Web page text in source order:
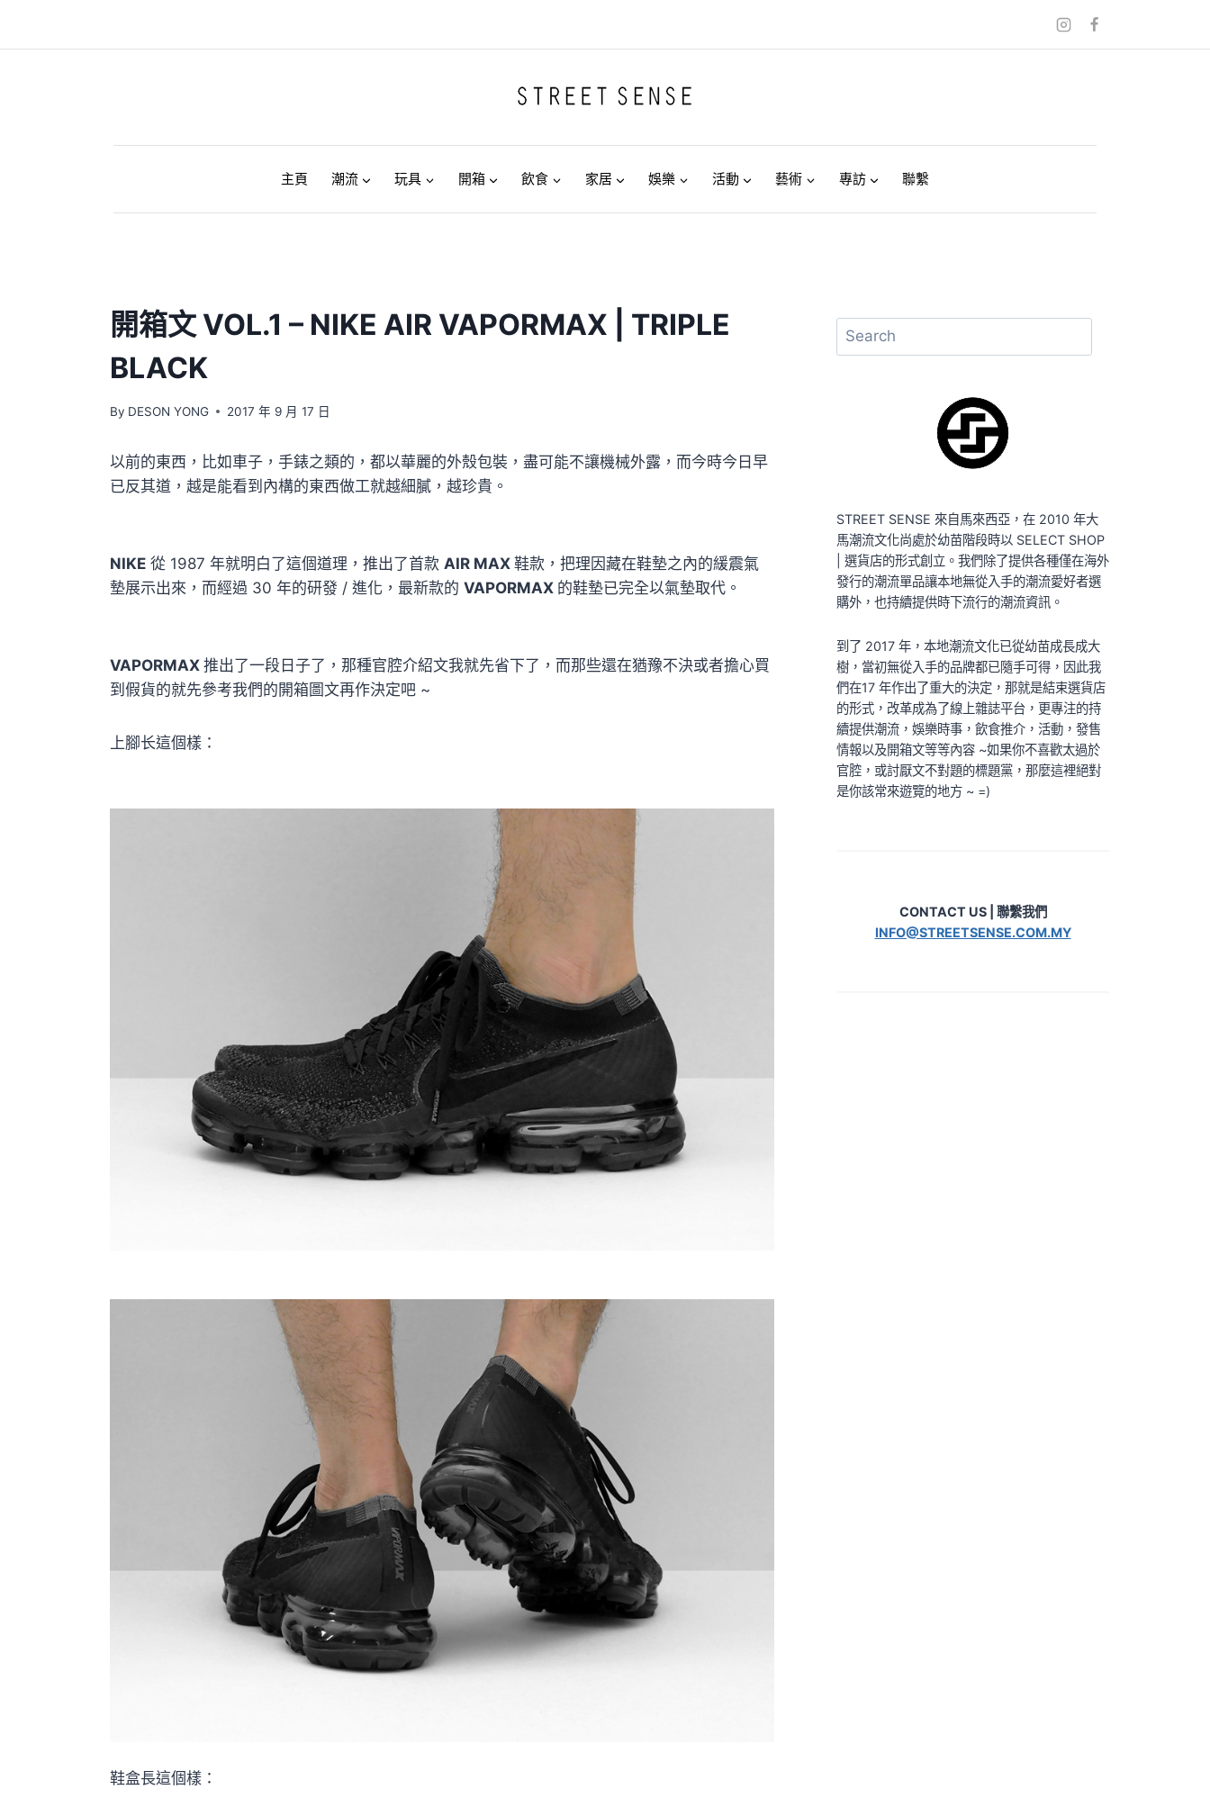
主頁 潮流 玩具 開箱 飲食 家居 娛樂 活動 藝術 專訪 聯繫
開箱文 VOL.1 – NIKE AIR VAPORMAX | TRIPLE
BLACK
By DESON YONG 2017 年 9 月 17 日
以前的東西，比如車子，手錶之類的，都以華麗的外殼包裝，盡可能不讓機械外露，而今時今日早
已反其道，越是能看到內構的東西做工就越細膩，越珍貴。
NIKE 從 1987 年就明白了這個道理，推出了首款 AIR MAX 鞋款，把理因藏在鞋墊之內的緩震氣
墊展示出來，而經過 30 年的研發 / 進化，最新款的 VAPORMAX 的鞋墊已完全以氣墊取代。
VAPORMAX 推出了一段日子了，那種官腔介紹文我就先省下了，而那些還在猶豫不決或者擔心買
到假貨的就先參考我們的開箱圖文再作決定吧 ~
上腳长這個樣：
鞋盒長這個樣：
搜
尋
STREET SENSE 來自馬來西亞，在 2010 年大
馬潮流文化尚處於幼苗階段時以 SELECT SHOP
| 選貨店的形式創立。我們除了提供各種僅在海外
發行的潮流單品讓本地無從入手的潮流愛好者選
購外，也持續提供時下流行的潮流資訊。
到了 2017 年，本地潮流文化已從幼苗成長成大
樹，當初無從入手的品牌都已隨手可得，因此我
們在17 年作出了重大的決定，那就是結束選貨店
的形式，改革成為了線上雜誌平台，更專注的持
續提供潮流，娛樂時事，飲食推介，活動，發售
情報以及開箱文等等內容 ~如果你不喜歡太過於
官腔，或討厭文不對題的標題黨，那麼這裡絕對
是你該常來遊覽的地方 ~ =)
CONTACT US | 聯繫我們
INFO@STREETSENSE.COM.MY